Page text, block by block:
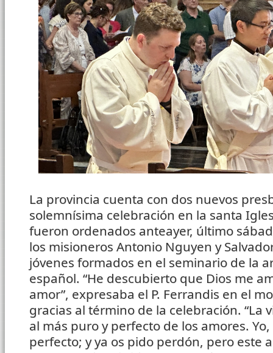
La provincia cuenta con dos nuevos
solemnísima celebración en la santa
fueron ordenados anteayer, último
los misioneros Antonio Nguyen y
jóvenes formados en el seminario de la
español. “He descubierto que Dios me
amor”, expresaba el P. Ferrandis en el
gracias al término de la celebración. “La
al más puro y perfecto de los amores.
perfecto; y ya os pido perdón, pero este